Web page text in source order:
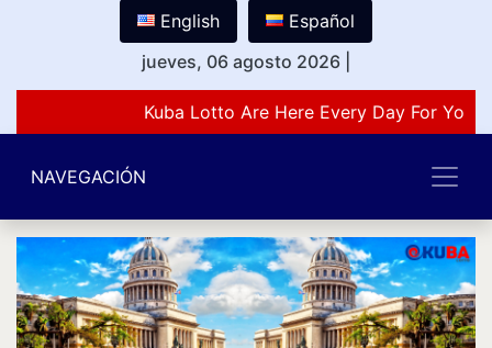
English
Español
jueves, 06 agosto 2026
Kuba Lotto Are Here Every Day For You
NAVEGACIÓN